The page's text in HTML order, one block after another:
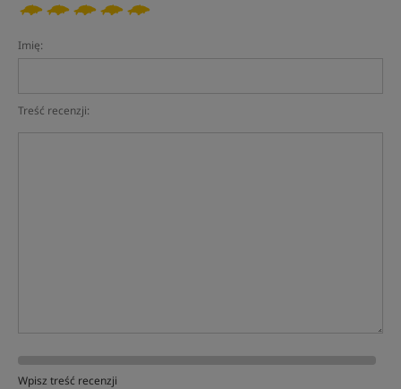
Imię:
Treść recenzji:
Wpisz treść recenzji